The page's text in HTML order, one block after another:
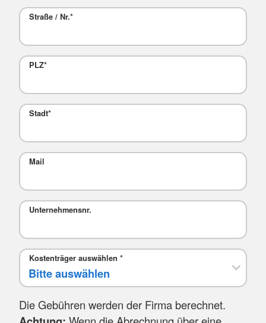
Straße / Nr.*
PLZ*
Stadt*
Mail
Unternehmensnr.
Kostenträger auswählen *
Die Gebühren werden der Firma berechnet.